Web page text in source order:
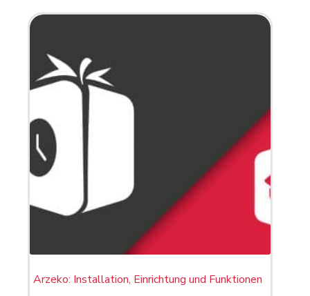
Arzeko: Installation, Einrichtung und Funktionen